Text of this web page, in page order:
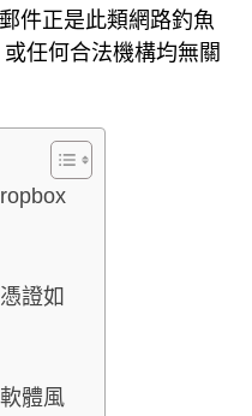
件正是此類網路釣魚
任何合法機構均無關
證如
體風